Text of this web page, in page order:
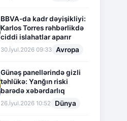
BBVA-da kadr dəyişikliyi:
Karlos Torres rəhbərlikdə
ciddi islahatlar aparır
30.İyul.2026 09:33 Avropa
Günəş panellərində gizli
təhlükə: Yanğın riski
barədə xəbərdarlıq
26.İyul.2026 10:52 Dünya